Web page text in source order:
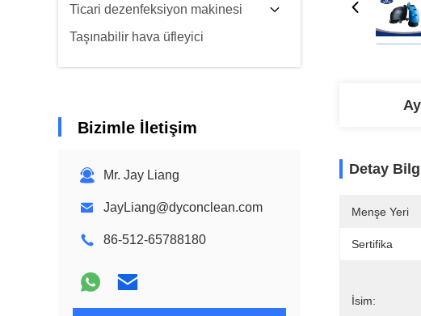
Ticari dezenfeksiyon makinesi
Taşınabilir hava üfleyici
Bizimle İletişim
Mr. Jay Liang
JayLiang@dyconclean.com
86-512-65788180
Detay
Menşe Yeri
Sertifika
İsim: